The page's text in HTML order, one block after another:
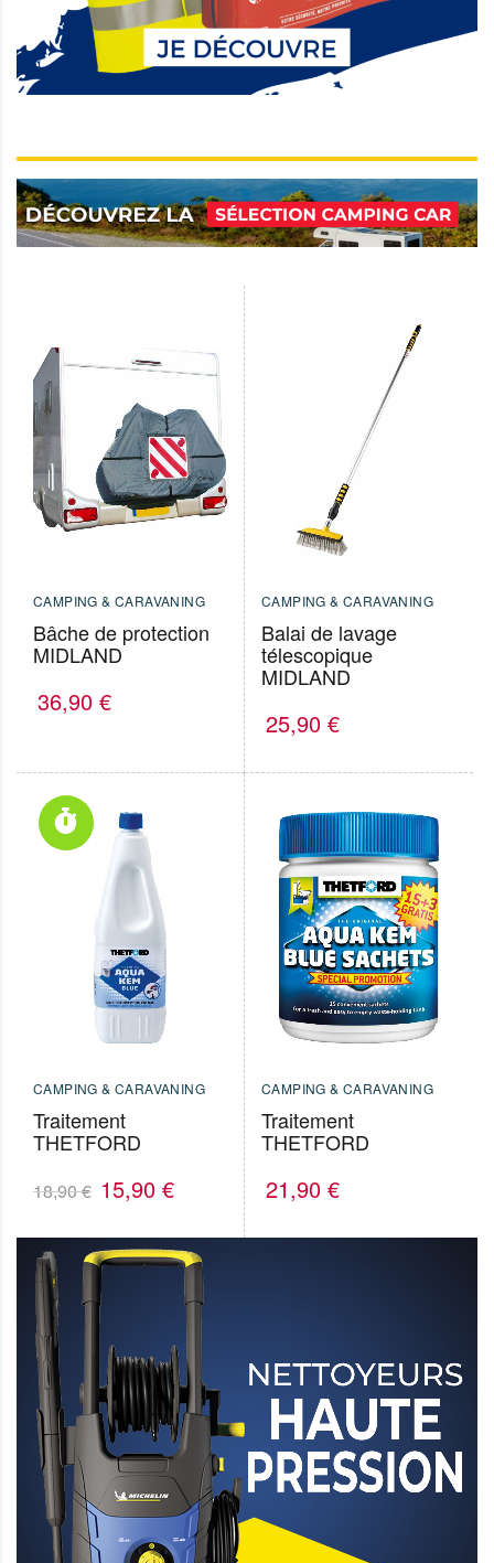
CAMPING & CARAVANING
Bâche de protection
MIDLAND
36,90 €
CAMPING & CARAVANING
Balai de lavage
télescopique
MIDLAND
25,90 €
CAMPING & CARAVANING
Traitement
THETFORD
18,90€ Le
était :
18,90 €.
15,90 €Le
est :
15,90 €.
CAMPING & CARAVANING
Traitement
THETFORD
21,90 €